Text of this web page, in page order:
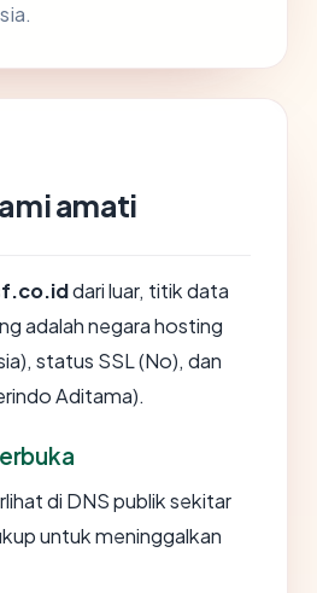
amati
dari luar, titik data
adalah negara hosting
status SSL (No), dan
Aditama).
di DNS publik sekitar
untuk meninggalkan